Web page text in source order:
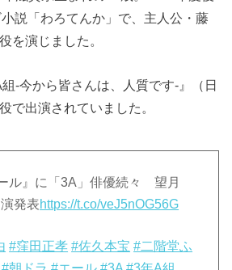
説「わろてんか」で、主人公・藤
を演じました。
-今から皆さんは、人質です-』（日
で出演されていました。
ル』に「3A」俳優続々 望月
発表https://t.co/veJ5nOG56G
#窪田正孝 #佐久本宝 #二階堂ふ